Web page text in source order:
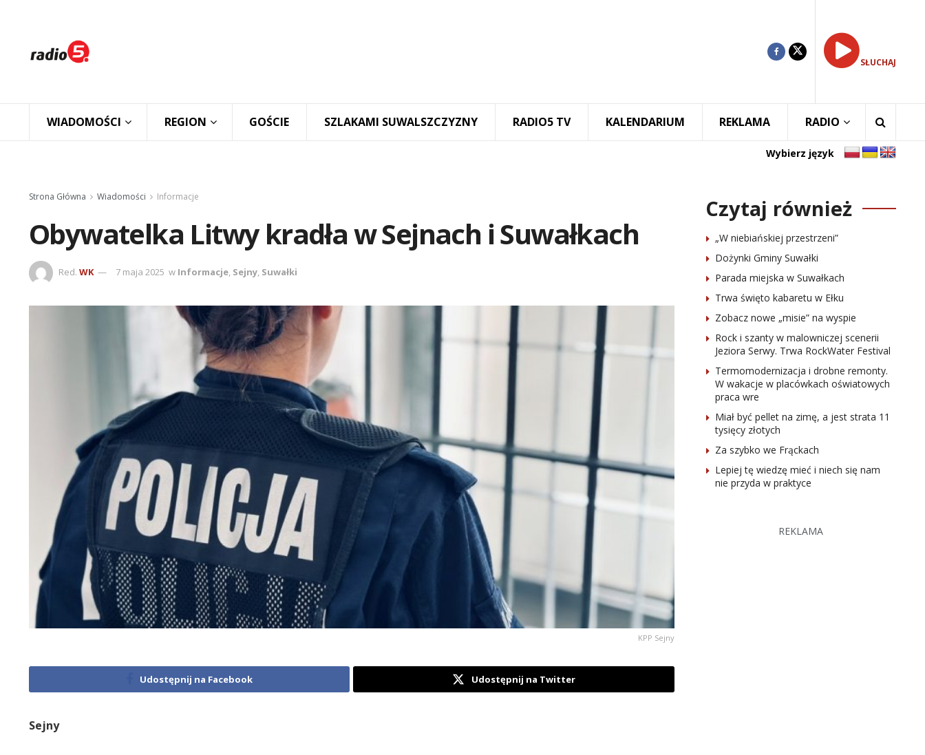
SŁUCHAJ
WIADOMOŚCI REGION GOŚCIE SZLAKAMI SUWALSZCZYZNY RADIO5 TV KALENDARIUM REKLAMA RADIO
Wybierz język
Strona Główna Wiadomości Informacje
Obywatelka Litwy kradła w Sejnach i Suwałkach
Red. WK 7 maja 2025 w Informacje, Sejny, Suwałki
KPP Sejny
Udostępnij na Facebook Udostępnij na Twitter
Sejny
Czytaj również
„W niebiańskiej przestrzeni”
Dożynki Gminy Suwałki
Parada miejska w Suwałkach
Trwa święto kabaretu w Ełku
Zobacz nowe „misie” na wyspie
Rock i szanty w malowniczej scenerii
Jeziora Serwy. Trwa RockWater Festival
Termomodernizacja i drobne remonty.
W wakacje w placówkach oświatowych
praca wre
Miał być pellet na zimę, a jest strata 11
tysięcy złotych
Za szybko we Frąckach
Lepiej tę wiedzę mieć i niech się nam
nie przyda w praktyce
REKLAMA